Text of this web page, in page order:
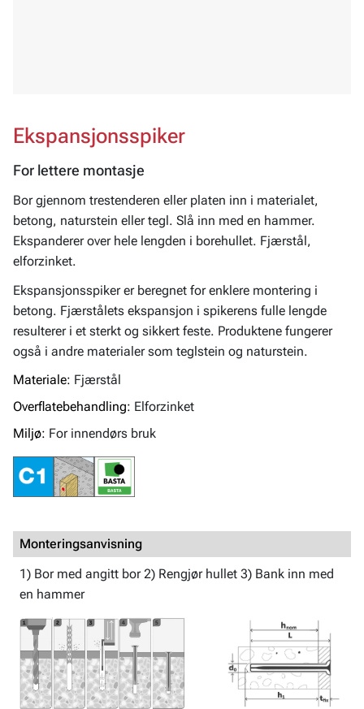
Ekspansjonsspiker
For lettere montasje
Bor gjennom trestenderen eller platen inn i materialet,
betong, naturstein eller tegl. Slå inn med en hammer.
Ekspanderer over hele lengden i borehullet. Fjærstål,
elforzinket.
Ekspansjonsspiker er beregnet for enklere montering i
betong. Fjærstålets ekspansjon i spikerens fulle lengde
resulterer i et sterkt og sikkert feste. Produktene fungerer
også i andre materialer som teglstein og naturstein.
Materiale: Fjærstål
Overflatebehandling: Elforzinket
Miljø: For innendørs bruk
Monteringsanvisning
1) Bor med angitt bor 2) Rengjør hullet 3) Bank inn med
en hammer